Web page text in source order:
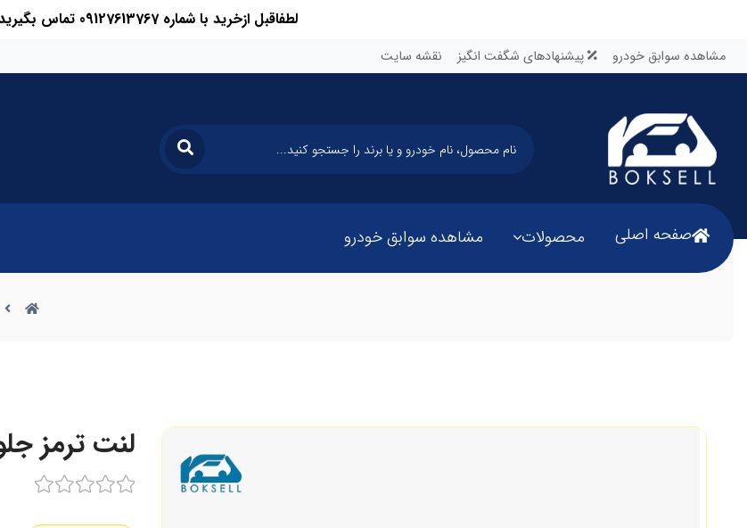
لطفاقبل ازخرید با شماره 09127613767 تماس بگیرید
مشاهده سوابق خودرو پیشنهادهای شگفت انگیز نقشه سایت
صفحه اصلی محصولات مشاهده سوابق خودرو
لنت ترمز جلو